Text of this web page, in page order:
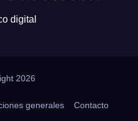
digital
2026
generales Contacto